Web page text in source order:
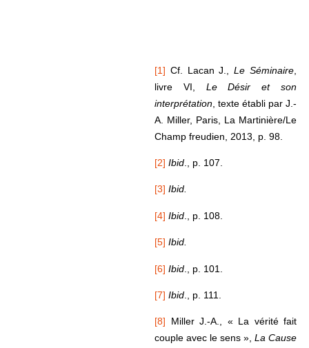
[1] Cf. Lacan J.,Le Séminaire
livre VI, Le Désir et son
interprétation , texte établi par J.-
A. Miller, Paris, La Martinière/Le
Champ freudien, 2013, p. 98.
[2] Ibid ., p. 107.
[3] Ibid.
[4] Ibid ., p. 108.
[5] Ibid.
[6] Ibid ., p. 101.
[7] Ibid ., p. 111.
[8] Miller J.-A., « La vérité fait
couple avec le sens »,La Cause